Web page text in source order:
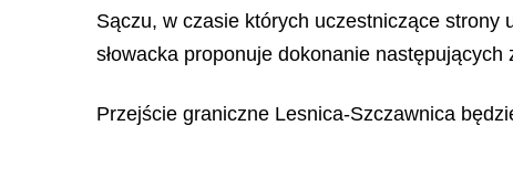
Sączu, w czasie których uczestniczące strony
słowacka proponuje dokonanie następujących
Przejście graniczne Lesnica-Szczawnica